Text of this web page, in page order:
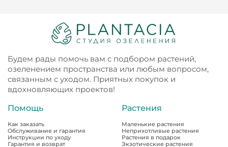
Будем рады помочь вам с подбором растений,
озеленением пространства или любым вопросом,
связанным с уходом. Приятных покупок и
вдохновляющих проектов!
Помощь
Как заказать
Обслуживание и гарантия
Инструкции по уходу
Гарантия и возврат
Растения
Маленькие растения
Неприхотливые растения
Растения в подарок
Экзотические растения